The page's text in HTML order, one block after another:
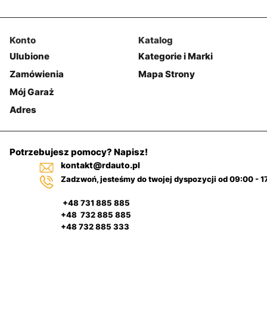
Konto
Ulubione
Zamówienia
Mój Garaż
Adres
Katalog
Kategorie i Marki
Mapa Strony
Potrzebujesz pomocy? Napisz!
kontakt@rdauto.pl
Zadzwoń, jesteśmy do twojej dyspozycji od 09:00 -
+48 731 885 885
+48 732 885 885
+48 732 885 333